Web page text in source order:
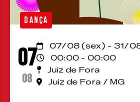
DANÇA
07
08
07/08 (sex) - 31/
00:00 - 00:00
Juiz de Fora
Juiz de Fora / MG